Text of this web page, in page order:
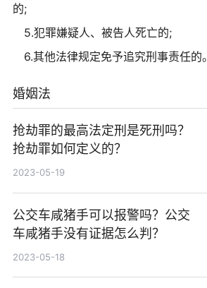
的;
5.犯罪嫌疑人、被告人死亡的;
6.其他法律规定免予追究刑事责任的。
婚姻法
抢劫罪的最高法定刑是死刑吗？
抢劫罪如何定义的？
2023-05-19
公交车咸猪手可以报警吗？公交
车咸猪手没有证据怎么判？
2023-05-18